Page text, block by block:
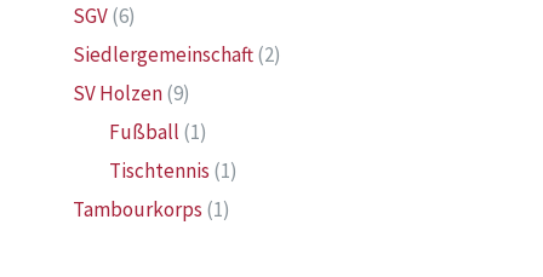
SGV(6)
Siedlergemeinschaft(2)
SV Holzen(9)
Fußball (1)
Tischtennis (1)
Tambourkorps (1)